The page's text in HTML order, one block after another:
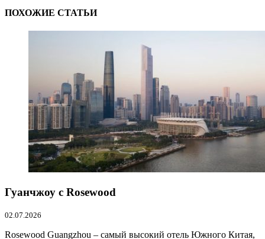
ПОХОЖИЕ СТАТЬИ
Гуанчжоу с Rosewood
02.07.2026
Rosewood Guangzhou – самый высокий отель Южного Китая,